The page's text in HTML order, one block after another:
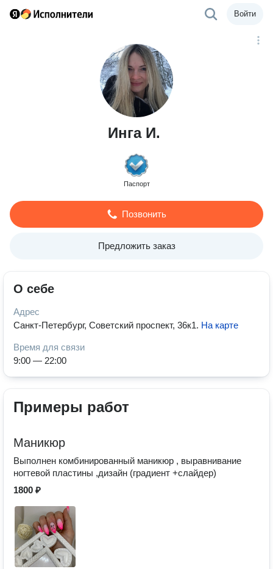
Войти
Инга И.
Паспорт
Позвонить
Предложить заказ
О себе
Адрес
Санкт-Петербург, Советский проспект, 36к1. На карте
Время для связи
9:00 — 22:00
Примеры работ
Маникюр
Выполнен комбинированный маникюр , выравнивание
ногтевой пластины ,дизайн (градиент +слайдер)
1800 ₽